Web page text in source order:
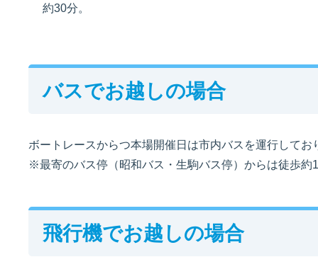
約30分。
バスでお越しの場合
ボートレースからつ本場開催日は市内バスを運行してお
※最寄のバス停（昭和バス・生駒バス停）からは徒歩
飛行機でお越しの場合